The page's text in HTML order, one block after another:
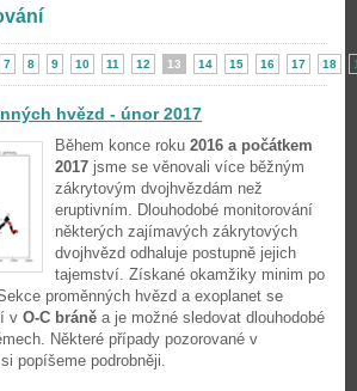
7 8 9 10 11 12 13 14 15 16 17 18
hvězd - únor 2017
Během konce roku 2016 a počátkem
2017 jsme se věnovali více běžným
zákrytovým dvojhvězdám než
eruptivním. Dlouhodobé monitorování
některých zajímavých zákrytových
dvojhvězd odhaluje postupně jejich
tajemství. Získané okamžiky minim po
proměnných hvězd a exoplanet se
v O-C bráně a je možné sledovat dlouhodobé
Některé případy pozorované v
popíšeme podrobněji.